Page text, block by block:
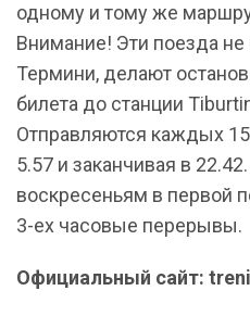
одному и тому же
Внимание! Эти поезда
Термини, делают
билета до станции
Отправляются каждых
5.57 и заканчивая в
воскресеньям в первой
3-ех часовые перерывы.
Официальный сайт: